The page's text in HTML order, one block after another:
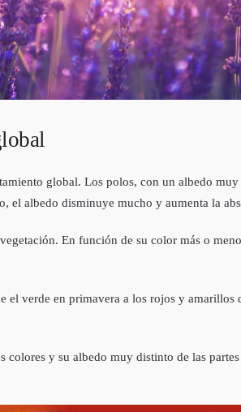
global. Los polos, con un albedo
albedo disminuye mucho y aumenta la
En función de su color más o
verde en primavera a los rojos y
y su albedo muy distinto de las